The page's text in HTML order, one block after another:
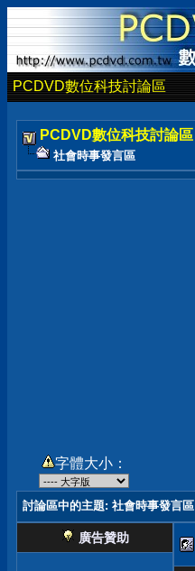
PCDVD數位科技討論區
PCDVD數位科技討論區
社會時事發言區
字體大小：
討論區中的主題: 社會時事發言區
廣告贊助